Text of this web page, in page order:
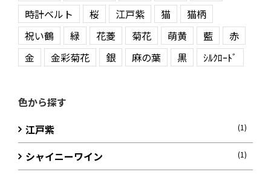
時計ベルト
桜 江戸紫 猫
猫柄
祝い鶴
緑 花菱 菊花 萌黄 藍
赤
金
金彩菊花 銀 麻の葉 黒 ｼﾙｸﾛｰﾄﾞ
色から探す
江戸紫
(1)
シャイニーワイン (1)